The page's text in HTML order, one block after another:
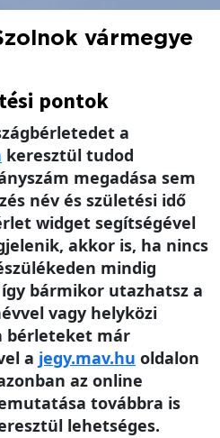
vármegye
pontok
a
keresztül tudod
megadása sem
név és születési idő
widget segítségével
akkor is, ha nincs
mindig
bármikor utazhatsz a
vagy helyközi
bérleteket már
a jegy.mav.hu oldalon
az online
továbbra is
lehetséges.